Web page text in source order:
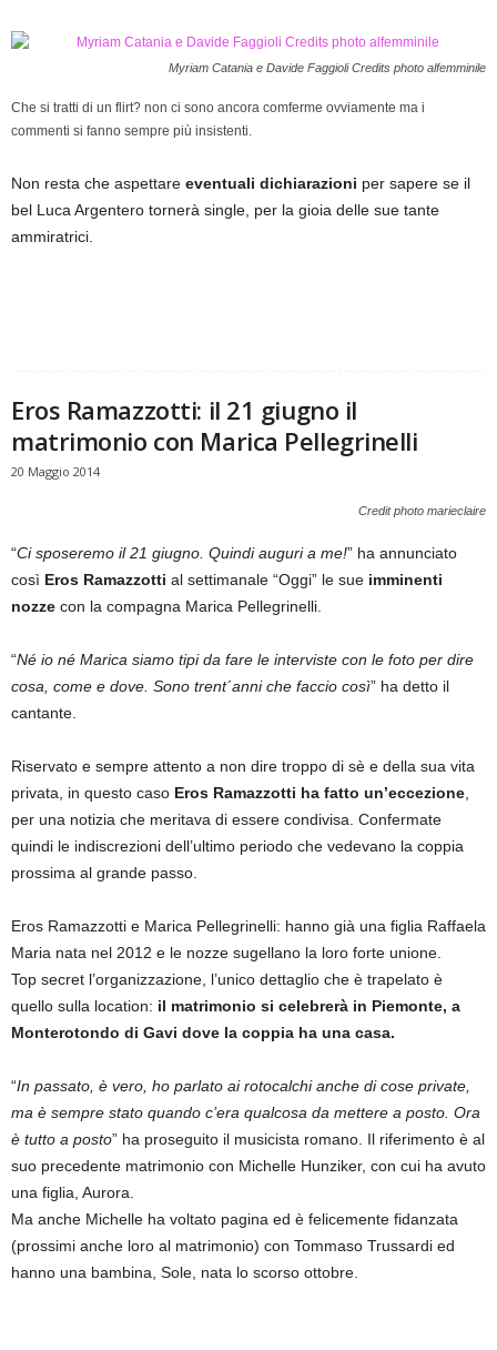
Myriam Catania e Davide Faggioli Credits photo alfemminile
Che si tratti di un flirt? non ci sono ancora comferme ovviamente ma i
commenti si fanno sempre più insistenti.
Non resta che aspettare eventuali dichiarazioni per sapere se il
bel Luca Argentero tornerà single, per la gioia delle sue tante
ammiratrici.
Eros Ramazzotti: il 21 giugno il
matrimonio con Marica Pellegrinelli
20 Maggio 2014
Credit photo marieclaire
“Ci sposeremo il 21 giugno. Quindi auguri a me!” ha annunciato
così Eros Ramazzotti al settimanale “Oggi” le sue imminenti
nozze con la compagna Marica Pellegrinelli.
“Né io né Marica siamo tipi da fare le interviste con le foto per dire
cosa, come e dove. Sono trent´anni che faccio così” ha detto il
cantante.
Riservato e sempre attento a non dire troppo di sè e della sua vita
privata, in questo caso Eros Ramazzotti ha fatto un’eccezione
per una notizia che meritava di essere condivisa. Confermate
quindi le indiscrezioni dell’ultimo periodo che vedevano la coppia
prossima al grande passo.
Eros Ramazzotti e Marica Pellegrinelli: hanno già una figlia Raffaela
Maria nata nel 2012 e le nozze sugellano la loro forte unione.
Top secret l’organizzazione, l’unico dettaglio che è trapelato è
quello sulla location: il matrimonio si celebrerà in Piemonte, a
Monterotondo di Gavi dove la coppia ha una casa.
“In passato, è vero, ho parlato ai rotocalchi anche di cose private,
ma è sempre stato quando c’era qualcosa da mettere a posto. Ora
è tutto a posto” ha proseguito il musicista romano. Il riferimento è al
suo precedente matrimonio con Michelle Hunziker, con cui ha avuto
una figlia, Aurora.
Ma anche Michelle ha voltato pagina ed è felicemente fidanzata
(prossimi anche loro al matrimonio) con Tommaso Trussardi ed
hanno una bambina, Sole, nata lo scorso ottobre.